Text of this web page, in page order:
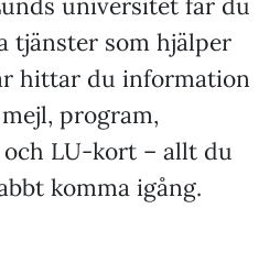
universitet får du
som hjälper
hittar du information
program,
LU-kort – allt du
komma igång.